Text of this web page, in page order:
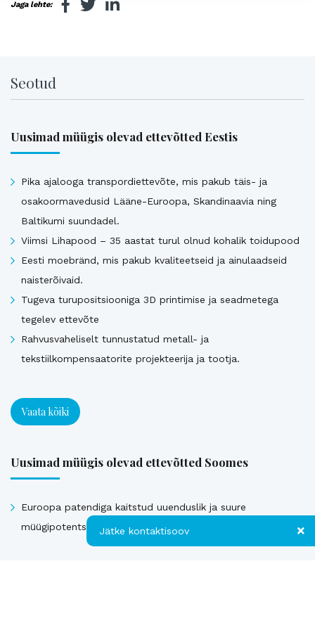
Jaga lehte:
Seotud
Uusimad müügis olevad ettevõtted Eestis
Pika ajalooga transpordiettevõte, mis pakub täis- ja
osakoormavedusid Lääne-Euroopa, Skandinaavia ning
Baltikumi suundadel.
Viimsi Lihapood – 35 aastat turul olnud kohalik toidupood
Eesti moebränd, mis pakub kvaliteetseid ja ainulaadseid
naisterõivaid.
Tugeva turupositsiooniga 3D printimise ja seadmetega
tegelev ettevõte
Rahvusvaheliselt tunnustatud metall- ja
tekstiilkompensaatorite projekteerija ja tootja.
Vaata kõiki
Uusimad müügis olevad ettevõtted Soomes
Euroopa patendiga kaitstud uuenduslik ja suure
müügipotentsiaaliga toode – Hübriid-vihmaveekaevud.
Jätke kontaktisoov